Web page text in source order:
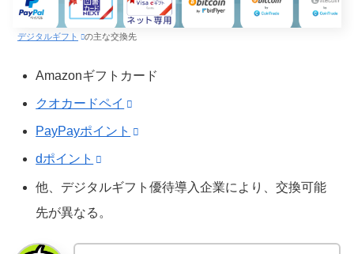
デジタルギフト の主な交換先
Amazonギフトカード
クオカードペイ
PayPayポイント
dポイント
他、デジタルギフト優待導入企業により、交換可能
先が異なる。